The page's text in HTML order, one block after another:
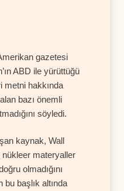
gazetesi
ABD ile yürüttüğü
metni hakkında
bazı önemli
söyledi.
kaynak, Wall
nükleer materyaller
olmadığını
başlık altında